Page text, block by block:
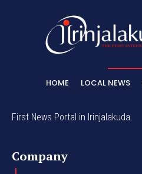
HOME LOCAL NEWS
First News Portal in Irinjalakuda.
Company